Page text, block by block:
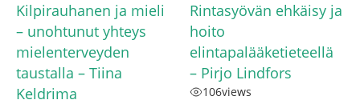
Kilpirauhanen ja mieli
– unohtunut yhteys
mielenterveyden
taustalla – Tiina
Keldrima
Rintasyövän ehkäisy ja
hoito
elintapalääketieteellä
– Pirjo Lindfors
106views